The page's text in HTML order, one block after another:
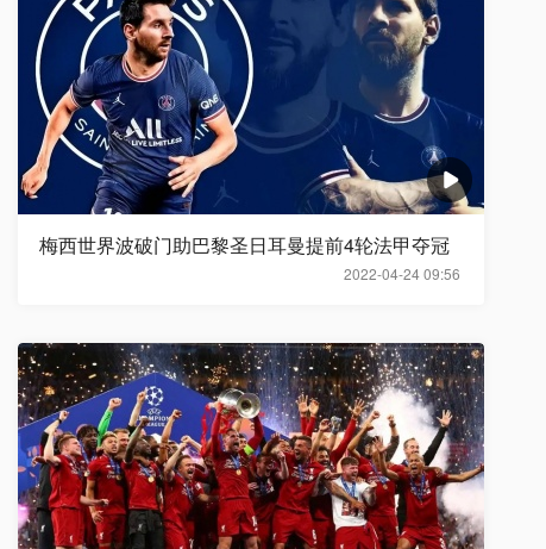
2022-04-24 09:56
梅西世界波破门助巴黎圣日耳曼提前4轮法甲夺冠